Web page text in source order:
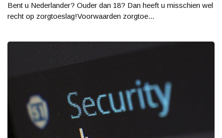
Bent u Nederlander? Ouder dan 18? Dan heeft u misschien wel
recht op zorgtoeslag!Voorwaarden zorgtoe...